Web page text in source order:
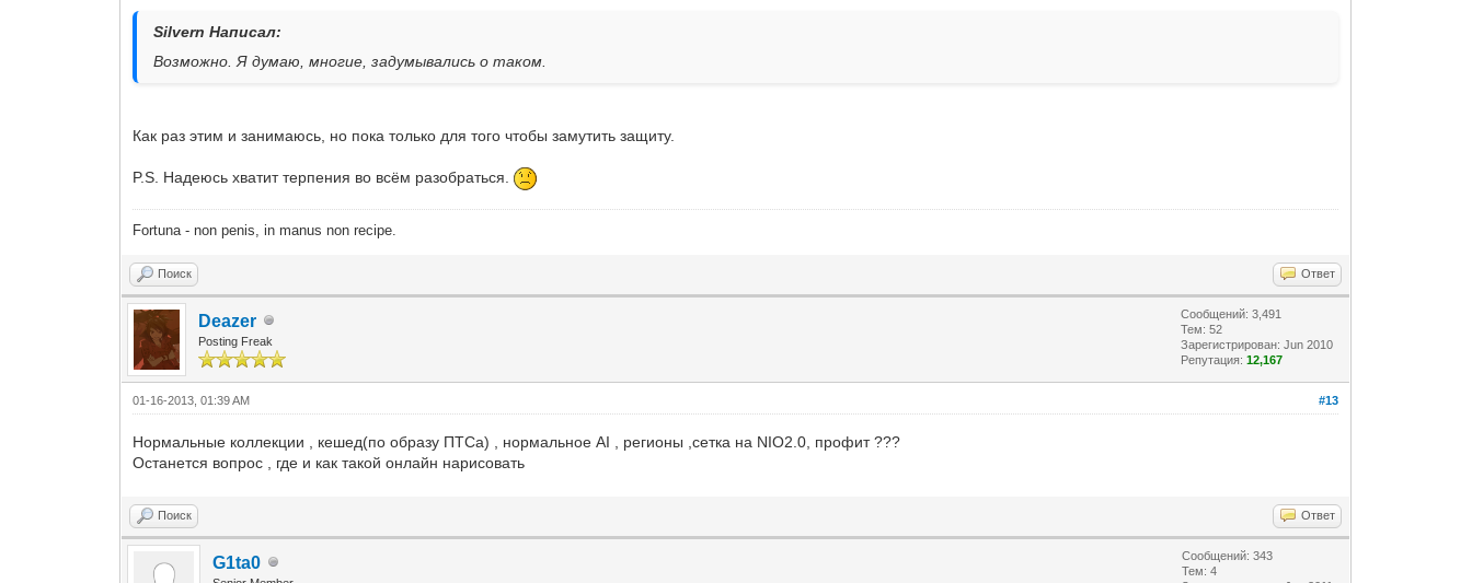
Silvern Написал:
Возможно. Я думаю, многие, задумывались о таком.
Как раз этим и занимаюсь, но пока только для того чтобы замутить защиту.
P.S. Надеюсь хватит терпения во всём разобраться.
Fortuna - non penis, in manus non recipe.
Поиск Ответ
Deazer
Posting Freak
Сообщений: 3,491
Тем: 52
Зарегистрирован: Jun 2010
Репутация:12,167
#13
01-16-2013, 01:39 AM
Нормальные коллекции , кешед(по образу ПТСа) , нормальное AI , регионы ,сетка на NIO2.0, профит ???
Останется вопрос , где и как такой онлайн нарисовать
Поиск Ответ
G1ta0
Сообщений: 343
Тем: 4